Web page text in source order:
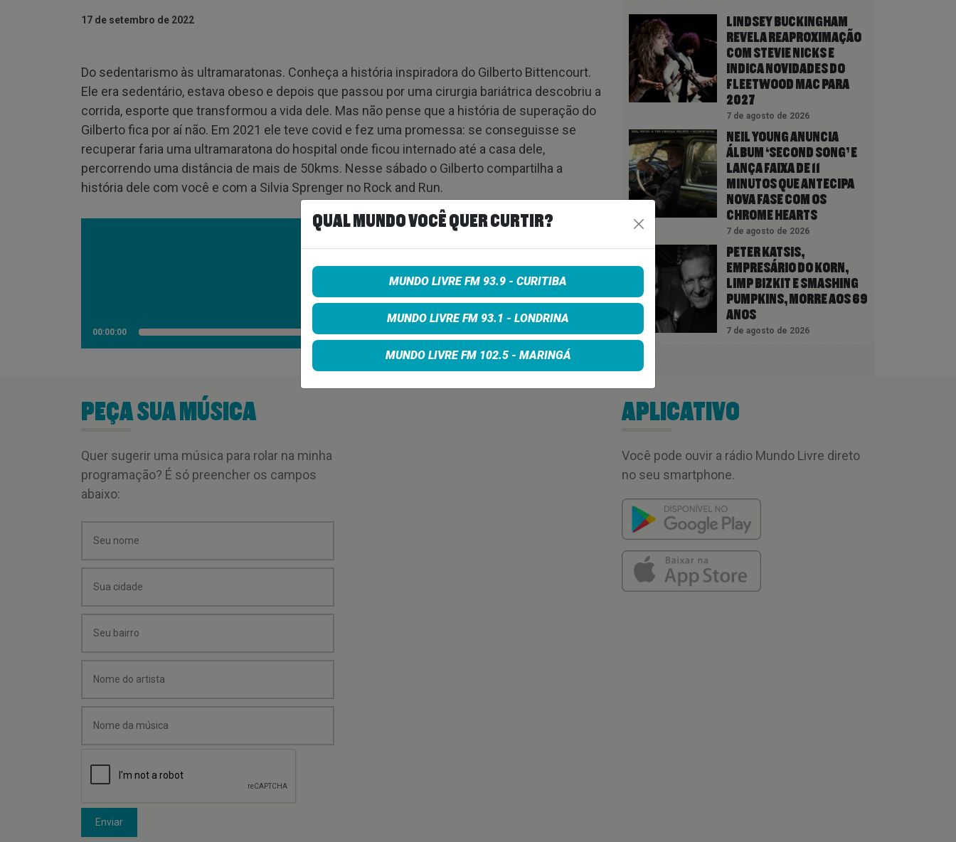
17 de setembro de 2022
Do sedentarismo às ultramaratonas. Conheça a história inspiradora do Gilberto Bittencourt.
Ele era sedentário, estava obeso e depois que passou por uma cirurgia bariátrica descobriu a
corrida, esporte que transformou a vida dele. Mas não pense que a história de superação do
Gilberto fica por aí não. Em 2021 ele teve covid e fez uma promessa: se conseguisse se
recuperar faria uma ultramaratona do hospital onde ficou internado até a casa dele,
percorrendo uma distância de mais de 50kms. Nesse sábado o Gilberto compartilha a
história dele com você e com a Silvia Sprenger no Rock and Run.
00:00:00 00:11:28
LINDSEY BUCKINGHAM
REVELA REAPROXIMAÇÃO
COM STEVIE NICKS E
INDICA NOVIDADES DO
FLEETWOOD MAC PARA
2027
7 de agosto de 2026
NEIL YOUNG ANUNCIA
ÁLBUM ‘SECOND SONG’ E
LANÇA FAIXA DE 11
MINUTOS QUE ANTECIPA
NOVA FASE COM OS
CHROME HEARTS
7 de agosto de 2026
PETER KATSIS,
EMPRESÁRIO DO KORN,
LIMP BIZKIT E SMASHING
PUMPKINS, MORRE AOS 69
ANOS
7 de agosto de 2026
PEÇA SUA MÚSICA
Quer sugerir uma música para rolar na minha
programação? É só preencher os campos
abaixo:
Enviar
APLICATIVO
Você pode ouvir a rádio Mundo Livre direto
no seu smartphone.
QUAL MUNDO VOCÊ QUER CURTIR?
MUNDO LIVRE FM 93.9 - CURITIBA
MUNDO LIVRE FM 93.1 - LONDRINA
MUNDO LIVRE FM 102.5 - MARINGÁ